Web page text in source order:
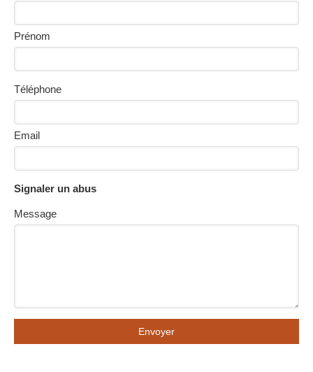
Prénom
Téléphone
Email
Signaler un abus
Message
Envoyer